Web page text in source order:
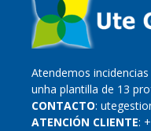
Atendemos
unha plantilla de 13
CONTACTO:
ATENCIÓN CLIENTE: